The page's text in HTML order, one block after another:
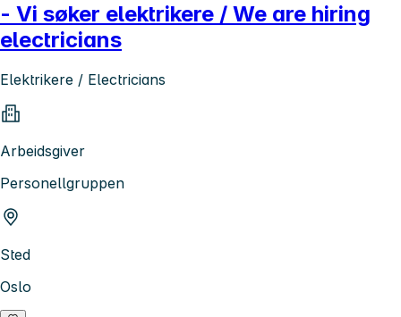
- Vi søker elektrikere / We are hiring
electricians
Elektrikere / Electricians
Arbeidsgiver
Personellgruppen
Sted
Oslo